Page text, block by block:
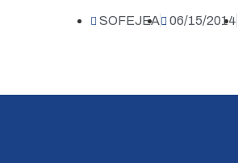
SOFEJEA 06/15/2014